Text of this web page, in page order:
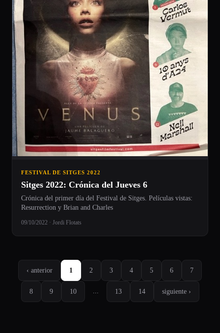
FESTIVAL DE SITGES 2022
Sitges 2022: Crónica del Jueves 6
Crónica del primer día del Festival de Sitges. Películas vistas:
Resurrection y Brian and Charles
09/10/2022 · Jordi Flotats
‹ anterior 1 2 3 4 5 6 7
8 9 10 ... 13 14 siguiente ›